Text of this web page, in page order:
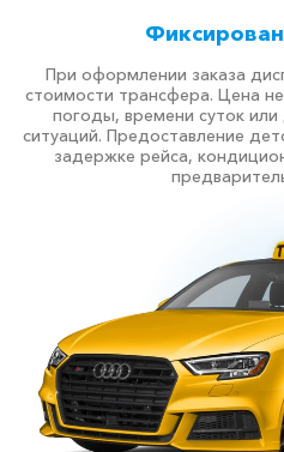
При оформлении заказа
стоимости трансфера. Цена
погоды, времени суток
ситуаций. Предоставление
задержке рейса,